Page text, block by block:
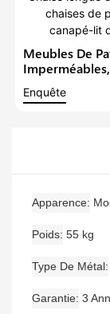
Meubles De
Ensemble De
Chaises De
Canapé-Lit De
Enquête
Apparence
Poids 55 kg
Type De Métal
Garantie 3